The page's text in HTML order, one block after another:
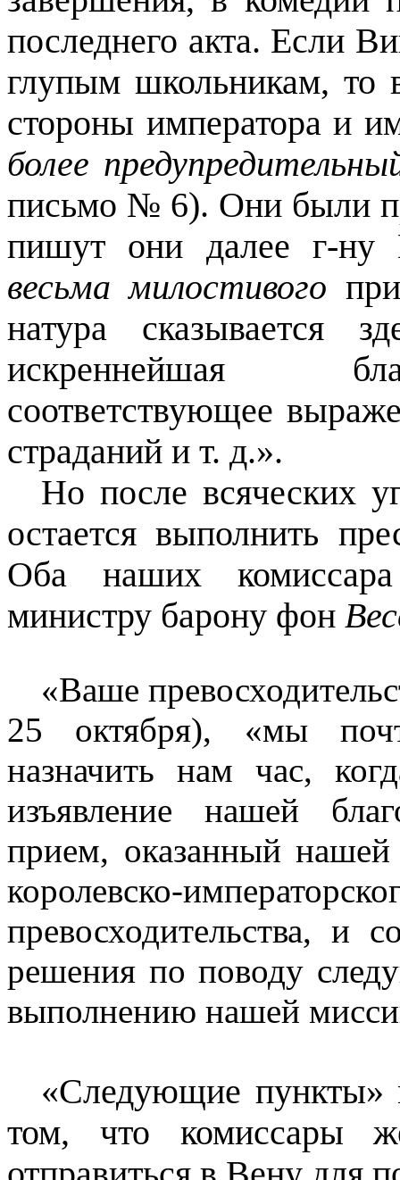
последнего акта. Если
глупым школьникам, то
стороны императора и
более
письмо № 6). Они были
пишут они далее г-ну
весьма милостивого
натура
искреннейшая
соответствующее
страданий и т. д.».
Но после всяческих
остается выполнить
Оба наших
министру барону фон
«Ваше
25 октября), «мы
назначить нам час,
изъявление нашей
прием, оказанный
королевско-
превосходительства,
решения по поводу
выполнению нашей
«Следующие пункты»
том, что комиссары